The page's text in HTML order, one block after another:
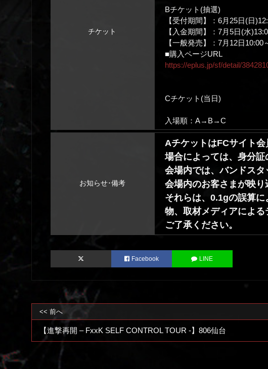
チケット
Bチケット(抽選)
【受付期間】：6月25日(日
【入金期間】：7月5日(水
【一般発売】：7月12日10:00
■購入ページURL
https://eplus.jp/sf/detail/
Cチケット(当日)
入場順：A→B→C
お知らせ･備考
AチケットはFCサイト会
場合によっては、身分証
会場内では、バンドスタ
会場内のお客さまが映り
それらは、 0.1gの誤算に
物、取材メディアによ
ご了承ください。
Facebook LINE
<< 前へ
【進撃再開 – FxxK SELF CONTROL TOUR -】806仙台